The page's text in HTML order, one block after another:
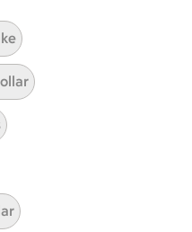
inget